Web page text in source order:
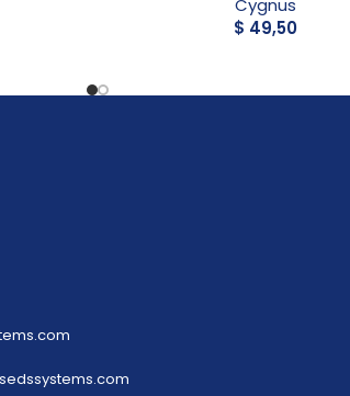
Cygnus
$ 49,50